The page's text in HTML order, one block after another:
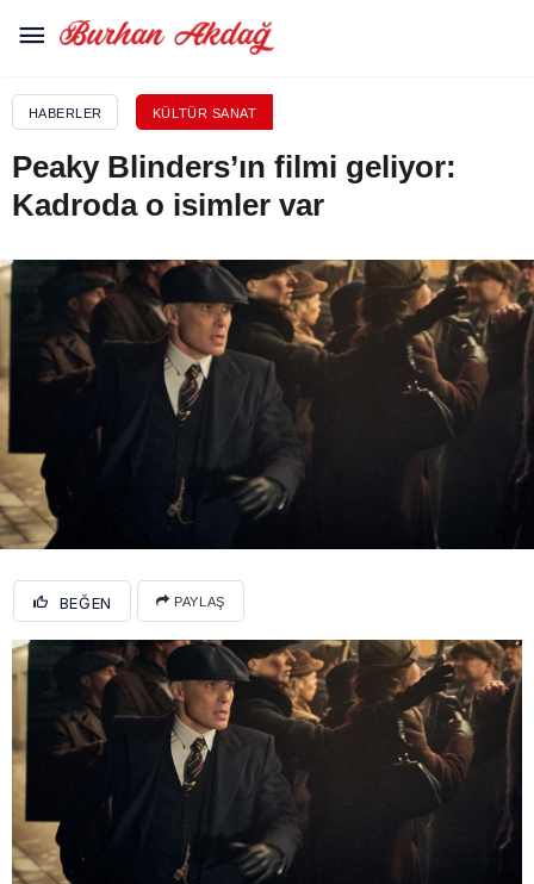
HABERLER KÜLTÜR SANAT
Peaky Blinders’ın filmi geliyor:
Kadroda o isimler var
BEĞEN PAYLAŞ